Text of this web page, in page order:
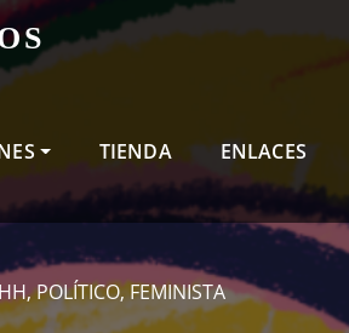
TIENDA ENLACES
POLÍTICO, FEMINISTA